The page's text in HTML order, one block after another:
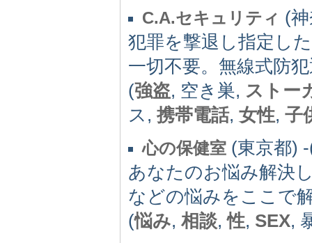
C.A.セキュリティ (
犯罪を撃退し指定し
一切不要。無線式防
(強盗, 空き巣, ストー
ス, 携帯電話, 女性, 子
心の保健室 (東京都)
あなたのお悩み解決
などの悩みをここで
(悩み, 相談,性, SEX,